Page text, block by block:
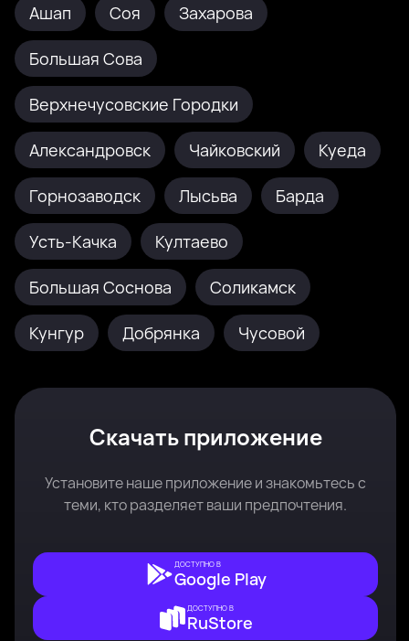
Ашап Соя Захарова
Большая Сова
Верхнечусовские Городки
Александровск Чайковский Куеда
Горнозаводск Лысьва Барда
Усть-Качка Култаево
Большая Соснова Соликамск
Кунгур Добрянка Чусовой
Скачать приложение
Установите наше приложение и знакомьтесь с
теми, кто разделяет ваши предпочтения.
ДОСТУПНО В
Google Play
ДОСТУПНО В
RuStore